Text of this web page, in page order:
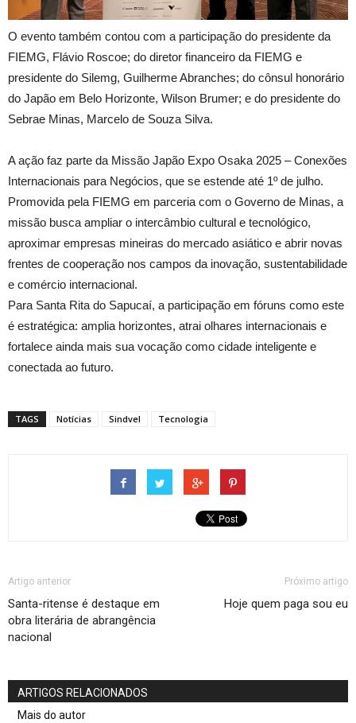
O evento também contou com a participação do presidente da
FIEMG, Flávio Roscoe; do diretor financeiro da FIEMG e
presidente do Silemg, Guilherme Abranches; do cônsul honorário
do Japão em Belo Horizonte, Wilson Brumer; e do presidente do
Sebrae Minas, Marcelo de Souza Silva.
A ação faz parte da Missão Japão Expo Osaka 2025 – Conexões
Internacionais para Negócios, que se estende até 1º de julho.
Promovida pela FIEMG em parceria com o Governo de Minas, a
missão busca ampliar o intercâmbio cultural e tecnológico,
aproximar empresas mineiras do mercado asiático e abrir novas
frentes de cooperação nos campos da inovação, sustentabilidade
e comércio internacional.
Para Santa Rita do Sapucaí, a participação em fóruns como este
é estratégica: amplia horizontes, atrai olhares internacionais e
fortalece ainda mais sua vocação como cidade inteligente e
conectada ao futuro.
TAGS Notícias Sindvel Tecnologia
Artigo anterior
Santa-ritense é destaque em
obra literária de abrangência
nacional
Próximo artigo
Hoje quem paga sou eu
ARTIGOS RELACIONADOS
Mais do autor